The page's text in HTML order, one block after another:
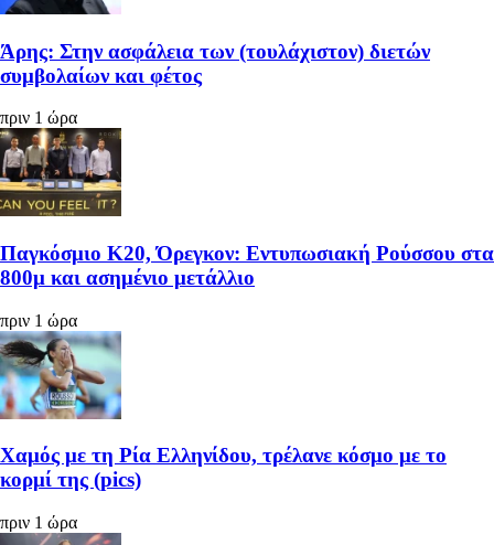
Άρης: Στην ασφάλεια των (τουλάχιστον) διετών
συμβολαίων και φέτος
πριν 1 ώρα
Παγκόσμιο Κ20, Όρεγκον: Εντυπωσιακή Ρούσσου στα
800μ και ασημένιο μετάλλιο
πριν 1 ώρα
Χαμός με τη Ρία Ελληνίδου, τρέλανε κόσμο με το
κορμί της (pics)
πριν 1 ώρα